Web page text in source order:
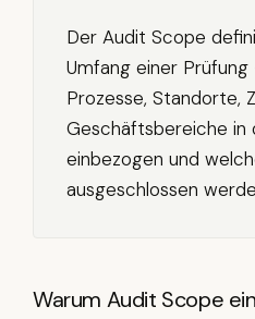
Der Audit Scope
Umfang einer
Prozesse, Standorte,
Geschäftsbereiche in
einbezogen und
ausgeschlossen
Warum Audit Scope